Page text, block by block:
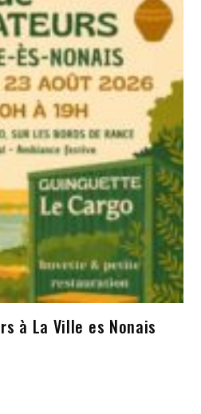
à La Ville es Nonais